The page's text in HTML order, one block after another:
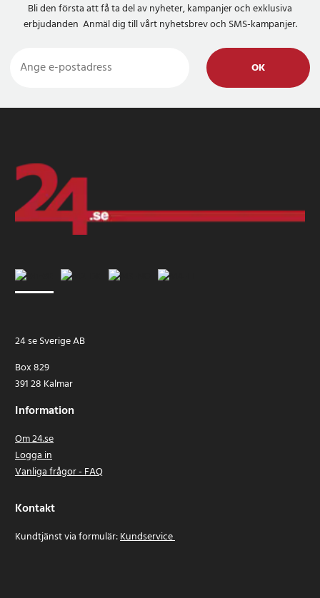
Bli den första att få ta del av nyheter, kampanjer och exklusiva
erbjudanden Anmäl dig till vårt nyhetsbrev och SMS-kampanjer.
OK
24 se Sverige AB
Box 829
391 28 Kalmar
Information
Om 24.se
Logga in
Vanliga frågor - FAQ
Kontakt
Kundtjänst via formulär:Kundservice